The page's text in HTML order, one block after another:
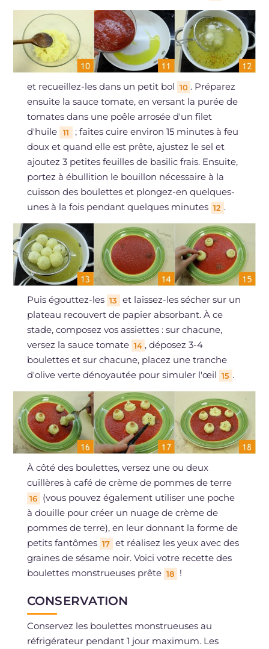
et recueillez-les dans un petit bol 10 . Préparez
ensuite la sauce tomate, en versant la purée de
tomates dans une poêle arrosée d'un filet
d'huile
11
; faites cuire environ 15 minutes à feu
doux et quand elle est prête, ajustez le sel et
ajoutez 3 petites feuilles de basilic frais. Ensuite,
portez à ébullition le bouillon nécessaire à la
cuisson des boulettes et plongez-en quelques-
unes à la fois pendant quelques minutes 12 .
Puis égouttez-les 13
et laissez-les sécher sur un
plateau recouvert de papier absorbant. À ce
stade, composez vos assiettes : sur chacune,
versez la sauce tomate 14 , déposez 3-4
boulettes et sur chacune, placez une tranche
d'olive verte dénoyautée pour simuler l'œil 15 .
À côté des boulettes, versez une ou deux
cuillères à café de crème de pommes de terre
16
(vous pouvez également utiliser une poche
à douille pour créer un nuage de crème de
pommes de terre), en leur donnant la forme de
petits fantômes 17 et réalisez les yeux avec des
graines de sésame noir. Voici votre recette des
boulettes monstrueuses prête 18 !
CONSERVATION
Conservez les boulettes monstrueuses au
réfrigérateur pendant 1 jour maximum. Les